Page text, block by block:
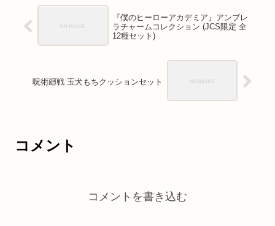
『僕のヒーローアカデミア』アンブレ
ラチャームコレクション (JCS限定 全
12種セット)
呪術廻戦 玉犬もちクッションセット
コメント
コメントを書き込む